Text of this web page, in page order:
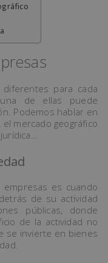
diferentes para cada
de ellas puede
Podemos hablar en
mercado geográfico
es cuando
de su actividad
públicas, donde
de la actividad no
se invierte en bienes